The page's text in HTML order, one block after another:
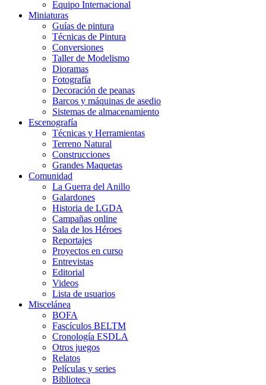
Equipo Internacional
Miniaturas
Guías de pintura
Técnicas de Pintura
Conversiones
Taller de Modelismo
Dioramas
Fotografía
Decoración de peanas
Barcos y máquinas de asedio
Sistemas de almacenamiento
Escenografía
Técnicas y Herramientas
Terreno Natural
Construcciones
Grandes Maquetas
Comunidad
La Guerra del Anillo
Galardones
Historia de LGDA
Campañas online
Sala de los Héroes
Reportajes
Proyectos en curso
Entrevistas
Editorial
Videos
Lista de usuarios
Miscelánea
BOFA
Fascículos BELTM
Cronología ESDLA
Otros juegos
Relatos
Películas y series
Biblioteca